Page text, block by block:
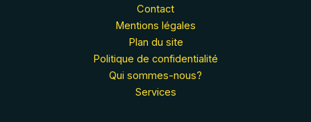
Contact
Mentions légales
Plan du site
Politique de confidentialité
Qui sommes-nous?
Services